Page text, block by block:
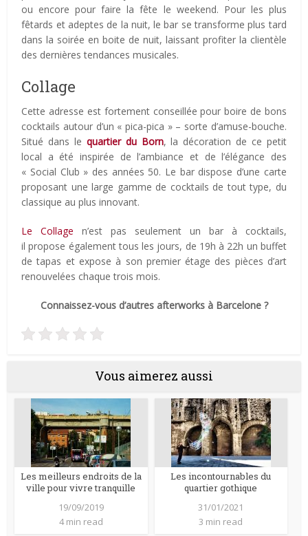
ou encore pour faire la fête le weekend. Pour les plus
fêtards et adeptes de la nuit, le bar se transforme plus tard
dans la soirée en boite de nuit, laissant profiter la clientèle
des dernières tendances musicales.
Collage
Cette adresse est fortement conseillée pour boire de bons
cocktails autour d’un « pica-pica » – sorte d’amuse-bouche.
Situé dans le quartier du Born, la décoration de ce petit
local a été inspirée de l’ambiance et de l’élégance des
« Social Club » des années 50. Le bar dispose d’une carte
proposant une large gamme de cocktails de tout type, du
classique au plus innovant.
Le Collage n’est pas seulement un bar à cocktails,
il propose également tous les jours, de 19h à 22h un buffet
de tapas et expose à son premier étage des pièces d’art
renouvelées chaque trois mois.
Connaissez-vous d’autres afterworks à Barcelone ?
Vous aimerez aussi
Les meilleurs endroits de la
ville pour vivre tranquille
19/09/2019
4 min read
Les incontournables du
quartier gothique
31/01/2021
3 min read